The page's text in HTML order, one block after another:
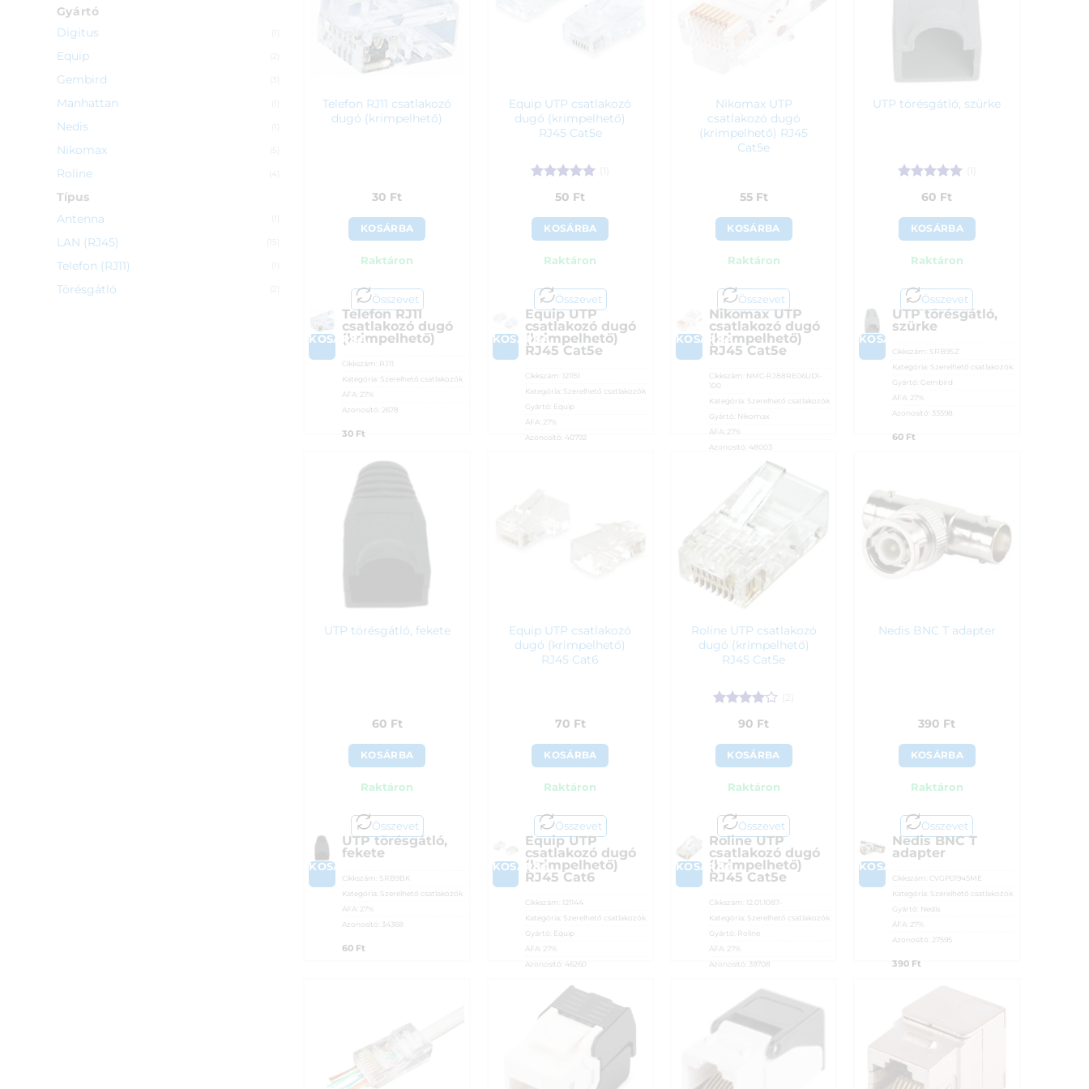
Gyártó
Digitus
Equip
Gembird
Manhattan
Nedis
Nikomax
Roline (4)
Típus
Antenna
LAN (RJ45)
Telefon (RJ11)
Törésgátló
Telefon RJ11 csatlakozó
dugó (krimpelhető)
30 Ft
KOSÁRBA
Raktáron
Összevet
KOSÁRBA
Telefon RJ11
csatlakozó dugó
(krimpelhető)
Cikkszám: RJ11
Kategória: Szerelhető csatlakozók
ÁFA:
27%
Azonosító:
2678
30 Ft
Equip UTP csatlakozó
dugó (krimpelhető)
RJ45 Cat5e
(1)
50 Ft
KOSÁRBA
Raktáron
Összevet
KOSÁRBA
Equip UTP
csatlakozó dugó
(krimpelhető)
RJ45 Cat5e
Cikkszám: 121151
Kategória: Szerelhető csatlakozók
Gyártó: Equip
ÁFA:
27%
Azonosító: 40792
Nikomax UTP
csatlakozó dugó
(krimpelhető) RJ45
Cat5e
55 Ft
KOSÁRBA
Raktáron
Összevet
KOSÁRBA
Nikomax UTP
csatlakozó dugó
(krimpelhető)
RJ45 Cat5e
Cikkszám: NMC-RJ88RE06UD1-
100
Kategória: Szerelhető csatlakozók
Gyártó: Nikomax
ÁFA:
27%
Azonosító: 48003
UTP törésgátló, szürke
(1)
60 Ft
KOSÁRBA
Raktáron
Összevet
KOSÁRBA
UTP törésgátló,
szürke
Cikkszám: SRB9SZ
Kategória: Szerelhető csatlakozók
Gyártó: Gembird
ÁFA:
27%
Azonosító:
33598
60 Ft
UTP törésgátló, fekete
60 Ft
KOSÁRBA
Raktáron
Összevet
KOSÁRBA
UTP törésgátló,
fekete
Cikkszám: SRB9BK
Kategória: Szerelhető csatlakozók
ÁFA:
27%
Azonosító:
34368
60 Ft
Equip UTP csatlakozó
dugó (krimpelhető)
RJ45 Cat6
70 Ft
KOSÁRBA
Raktáron
Összevet
KOSÁRBA
Equip UTP
csatlakozó dugó
(krimpelhető)
RJ45 Cat6
Cikkszám: 121144
Kategória: Szerelhető csatlakozók
Gyártó: Equip
ÁFA:
27%
Azonosító: 46260
Roline UTP csatlakozó
dugó (krimpelhető)
RJ45 Cat5e
/ 5
(2)
90 Ft
KOSÁRBA
Raktáron
Összevet
KOSÁRBA
Roline UTP
csatlakozó dugó
(krimpelhető)
RJ45 Cat5e
Cikkszám: 12.01.1087-
Kategória: Szerelhető csatlakozók
Gyártó: Roline
ÁFA:
27%
Azonosító:
39708
Nedis BNC T adapter
390 Ft
KOSÁRBA
Raktáron
Összevet
KOSÁRBA
Nedis BNC T
adapter
Cikkszám: CVGP01945ME
Kategória: Szerelhető csatlakozók
Gyártó: Nedis
ÁFA:
27%
Azonosító:
27595
390 Ft